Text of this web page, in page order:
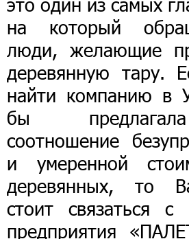
на который
люди, желающие
деревянную тару.
найти компанию в
бы
соотношение
и умеренной
деревянных, то
стоит связаться с
предприятия